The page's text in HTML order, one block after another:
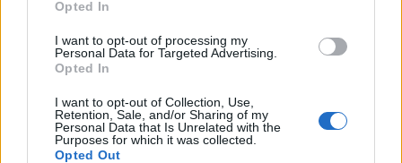
Opted In
I want to opt-out of processing my
Personal Data for Targeted Advertising.
Opted In
I want to opt-out of Collection, Use,
Retention, Sale, and/or Sharing of my
Personal Data that Is Unrelated with the
Purposes for which it was collected.
Opted Out
tovább emelik a 125., jubileumi évadát
Tánc Klasszikus